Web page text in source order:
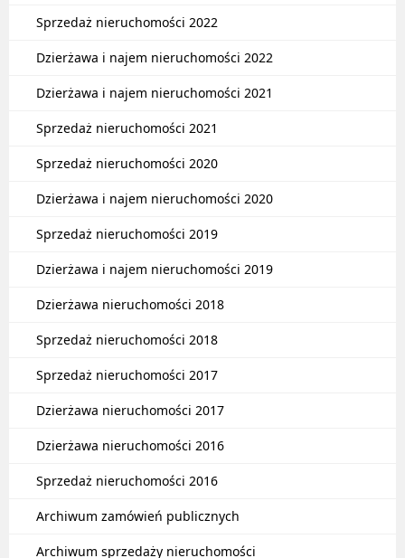
Sprzedaż nieruchomości 2022
Dzierżawa i najem nieruchomości 2022
Dzierżawa i najem nieruchomości 2021
Sprzedaż nieruchomości 2021
Sprzedaż nieruchomości 2020
Dzierżawa i najem nieruchomości 2020
Sprzedaż nieruchomości 2019
Dzierżawa i najem nieruchomości 2019
Dzierżawa nieruchomości 2018
Sprzedaż nieruchomości 2018
Sprzedaż nieruchomości 2017
Dzierżawa nieruchomości 2017
Dzierżawa nieruchomości 2016
Sprzedaż nieruchomości 2016
Archiwum zamówień publicznych
Archiwum sprzedaży nieruchomości